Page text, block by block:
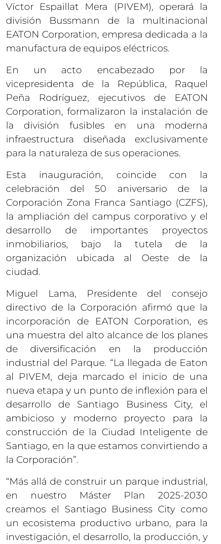
Víctor Espaillat Mera (PIVEM), operará la
división Bussmann de la multinacional
EATON Corporation, empresa dedicada a la
manufactura de equipos eléctricos.
En un acto encabezado por la
vicepresidenta de la República, Raquel
Peña Rodríguez, ejecutivos de EATON
Corporation, formalizaron la instalación de
la división fusibles en una moderna
infraestructura diseñada exclusivamente
para la naturaleza de sus operaciones.
Esta inauguración, coincide con la
celebración del 50 aniversario de la
Corporación Zona Franca Santiago (CZFS),
la ampliación del campus corporativo y el
desarrollo de importantes proyectos
inmobiliarios, bajo la tutela de la
organización ubicada al Oeste de la
ciudad.
Miguel Lama, Presidente del consejo
directivo de la Corporación afirmó que la
incorporación de EATON Corporation, es
una muestra del alto alcance de los planes
de diversificación en la producción
industrial del Parque. “La llegada de Eaton
al PIVEM, deja marcado el inicio de una
nueva etapa y un punto de inflexión para el
desarrollo de Santiago Business City, el
ambicioso y moderno proyecto para la
construcción de la Ciudad Inteligente de
Santiago, en la que estamos convirtiendo a
la Corporación”.
“Más allá de construir un parque industrial,
en nuestro Máster Plan 2025-2030
creamos el Santiago Business City como
un ecosistema productivo urbano, para la
investigación, el desarrollo, la producción, y